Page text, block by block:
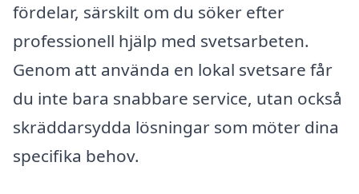
fördelar, särskilt om du söker efter
professionell hjälp med svetsarbeten.
Genom att använda en lokal svetsare får
du inte bara snabbare service, utan också
skräddarsydda lösningar som möter dina
specifika behov.